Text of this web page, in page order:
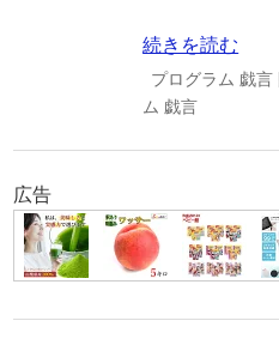
続きを読む
プログラム 戯言
ム 戯言
広告